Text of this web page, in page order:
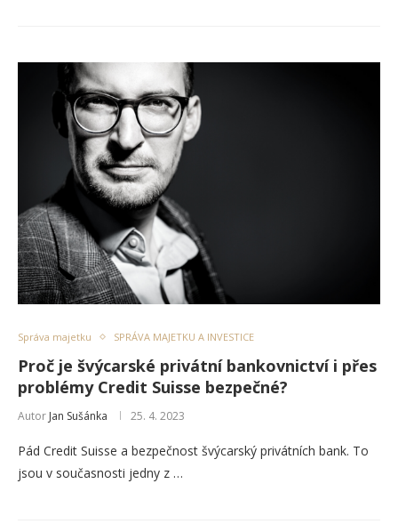
Správa majetku SPRÁVA MAJETKU A INVESTICE
Proč je švýcarské privátní bankovnictví i přes
problémy Credit Suisse bezpečné?
Autor Jan Sušánka 25. 4. 2023
Pád Credit Suisse a bezpečnost švýcarský privátních bank. To
jsou v současnosti jedny z …